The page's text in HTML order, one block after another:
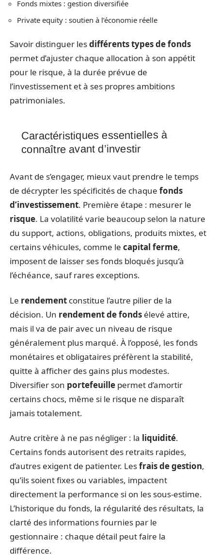
Fonds mixtes : gestion diversifiée
Private equity : soutien à l’économie réelle
Savoir distinguer lesdifférents types de fonds
permet d’ajuster chaque allocation à son appétit
pour le risque, à la durée prévue de
l’investissement et à ses propres ambitions
patrimoniales.
Caractéristiques essentielles à
connaître avant d’investir
Avant de s’engager, mieux vaut prendre le temps
de décrypter les spécificités de chaque fonds
d’investissement. Première étape : mesurer le
risque. La volatilité varie beaucoup selon la nature
du support, actions, obligations, produits mixtes, et
certains véhicules, comme le capital ferme,
imposent de laisser ses fonds bloqués jusqu’à
l’échéance, sauf rares exceptions.
Le rendement constitue l’autre pilier de la
décision. Un rendement de fonds élevé attire,
mais il va de pair avec un niveau de risque
généralement plus marqué. À l’opposé, les fonds
monétaires et obligataires préfèrent la stabilité,
quitte à afficher des gains plus modestes.
Diversifier son portefeuille permet d’amortir
certains chocs, même si le risque ne disparaît
jamais totalement.
Autre critère à ne pas négliger : la liquidité.
Certains fonds autorisent des retraits rapides,
d’autres exigent de patienter. Lesfrais de gestion,
qu’ils soient fixes ou variables, impactent
directement la performance si on les sous-estime.
L’historique du fonds, la régularité des résultats, la
clarté des informations fournies par le
gestionnaire : chaque détail peut faire la
différence.